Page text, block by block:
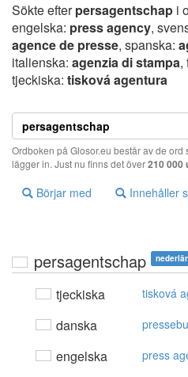
Sökte efterpersagentschap i
engelska: press agency,
agence de presse, spanska:
italienska: agenzia di stampa,
tjeckiska: tisková agentura
Ordboken på Glosor.eu består av de
lägger in. Just nu finns det över210 000
Börjar med Innehåller
persagentschap
tjeckiska tisková
danska
engelska press